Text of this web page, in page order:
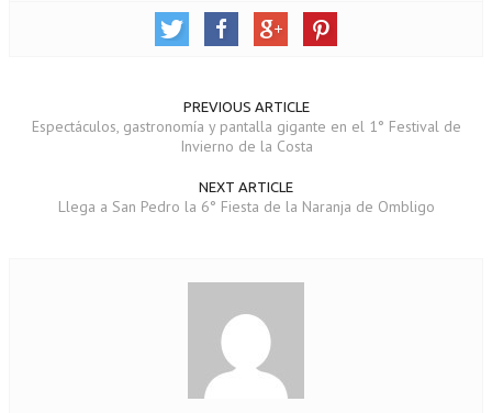
PREVIOUS ARTICLE
Espectáculos, gastronomía y pantalla gigante en el 1° Festival de
Invierno de la Costa
NEXT ARTICLE
Llega a San Pedro la 6° Fiesta de la Naranja de Ombligo